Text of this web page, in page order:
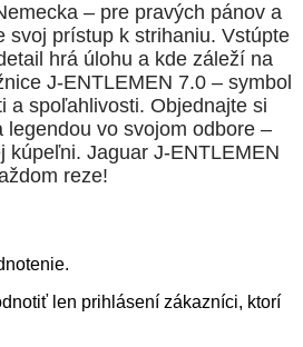
– pre pravých pánov a
svoj prístup k strihaniu. Vstúpte
hrá úlohu a kde záleží na
J-ENTLEMEN 7.0 – symbol
a spoľahlivosti. Objednajte si
legendou vo svojom odbore –
kúpeľni. Jaguar J-ENTLEMEN
reze!
len prihlásení zákazníci, ktorí